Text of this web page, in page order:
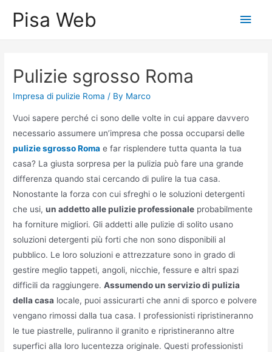
Pisa Web
Main
Pulizie sgrosso Roma
Impresa di pulizie Roma / By Marco
Vuoi sapere perché ci sono delle volte in cui appare davvero
necessario assumere un’impresa che possa occuparsi delle
pulizie sgrosso Roma e far risplendere tutta quanta la tua
casa? La giusta sorpresa per la pulizia può fare una grande
differenza quando stai cercando di pulire la tua casa.
Nonostante la forza con cui sfreghi o le soluzioni detergenti
che usi,un addetto alle pulizie professionale probabilmente
ha forniture migliori. Gli addetti alle pulizie di solito usano
soluzioni detergenti più forti che non sono disponibili al
pubblico. Le loro soluzioni e attrezzature sono in grado di
gestire meglio tappeti, angoli, nicchie, fessure e altri spazi
difficili da raggiungere.Assumendo un servizio di pulizia
della casa locale, puoi assicurarti che anni di sporco e polvere
vengano rimossi dalla tua casa. I professionisti ripristineranno
le tue piastrelle, puliranno il granito e ripristineranno altre
superfici alla loro lucentezza originale. Questi professionisti